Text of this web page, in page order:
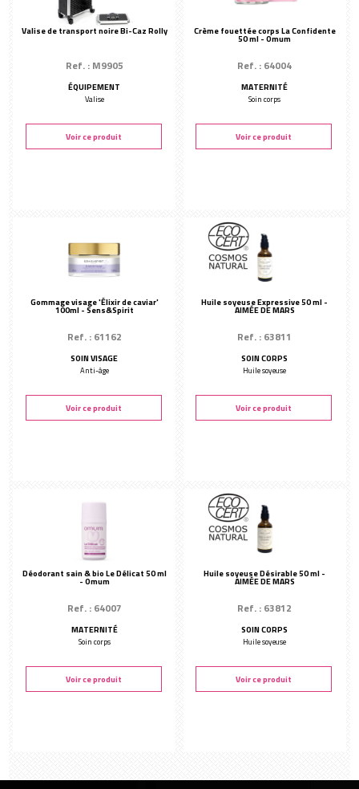
Valise de transport noire Bi-Caz Rolly
Ref. : M9905
ÉQUIPEMENT
Valise
Voir ce produit
Crème fouettée corps La Confidente
50 ml - Omum
Ref. : 64004
MATERNITÉ
Soin corps
Voir ce produit
Gommage visage 'Élixir de caviar'
100ml - Sens&Spirit
Ref. : 61162
SOIN VISAGE
Anti-âge
Voir ce produit
Huile soyeuse Expressive 50 ml -
AIMÉE DE MARS
Ref. : 63811
SOIN CORPS
Huile soyeuse
Voir ce produit
Déodorant sain & bio Le Délicat 50 ml
- Omum
Ref. : 64007
MATERNITÉ
Soin corps
Voir ce produit
Huile soyeuse Désirable 50 ml -
AIMÉE DE MARS
Ref. : 63812
SOIN CORPS
Huile soyeuse
Voir ce produit